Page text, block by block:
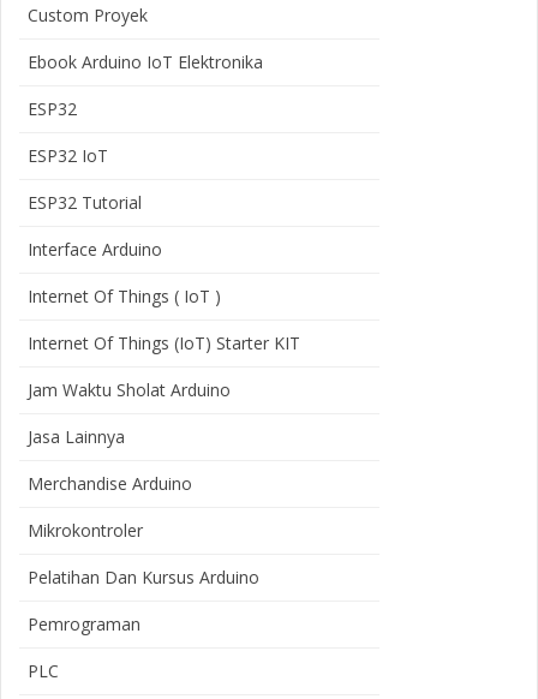
Custom Proyek
Ebook Arduino IoT Elektronika
ESP32
ESP32 IoT
ESP32 Tutorial
Interface Arduino
Internet Of Things ( IoT )
Internet Of Things (IoT) Starter KIT
Jam Waktu Sholat Arduino
Jasa Lainnya
Merchandise Arduino
Mikrokontroler
Pelatihan Dan Kursus Arduino
Pemrograman
PLC